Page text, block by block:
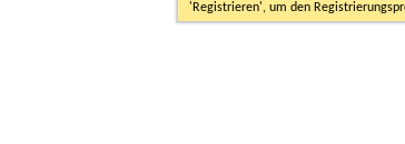
'Registrieren', um den